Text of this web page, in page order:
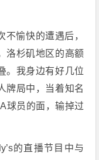
愉快的遭遇后，
洛杉矶地区的高额
。我身边有好几位
牌局中，当着知名
球员的面，输掉过
的直播节目中与